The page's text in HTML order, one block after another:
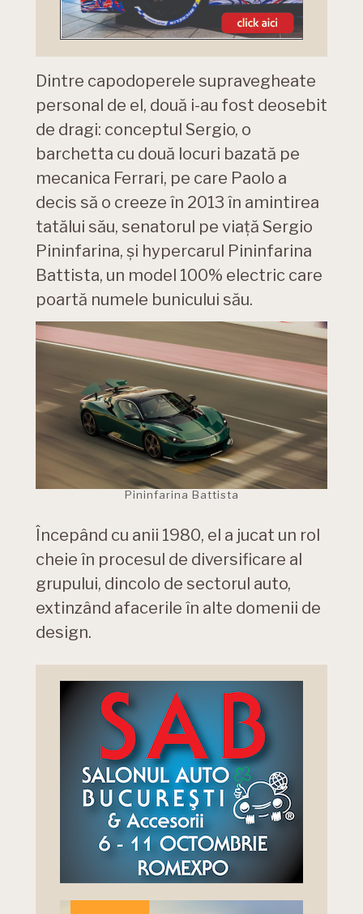
Dintre capodoperele supravegheate
personal de el, două i-au fost deosebit
de dragi: conceptul Sergio, o
barchetta cu două locuri bazată pe
mecanica Ferrari, pe care Paolo a
decis să o creeze în 2013 în amintirea
tatălui său, senatorul pe viață Sergio
Pininfarina, și hypercarul Pininfarina
Battista, un model 100% electric care
poartă numele bunicului său.
Pininfarina Battista
Începând cu anii 1980, el a jucat un rol
cheie în procesul de diversificare al
grupului, dincolo de sectorul auto,
extinzând afacerile în alte domenii de
design.